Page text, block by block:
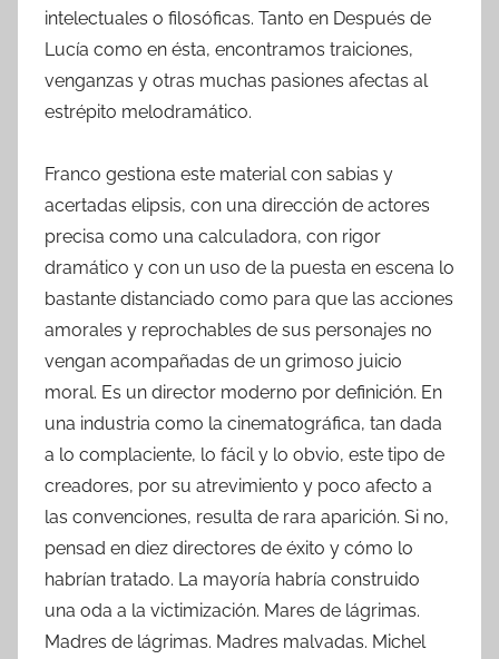
intelectuales o filosóficas. Tanto en Después de
Lucía como en ésta, encontramos traiciones,
venganzas y otras muchas pasiones afectas al
estrépito melodramático.
Franco gestiona este material con sabias y
acertadas elipsis, con una dirección de actores
precisa como una calculadora, con rigor
dramático y con un uso de la puesta en escena lo
bastante distanciado como para que las acciones
amorales y reprochables de sus personajes no
vengan acompañadas de un grimoso juicio
moral. Es un director moderno por definición. En
una industria como la cinematográfica, tan dada
a lo complaciente, lo fácil y lo obvio, este tipo de
creadores, por su atrevimiento y poco afecto a
las convenciones, resulta de rara aparición. Si no,
pensad en diez directores de éxito y cómo lo
habrían tratado. La mayoría habría construido
una oda a la victimización. Mares de lágrimas.
Madres de lágrimas. Madres malvadas. Michel